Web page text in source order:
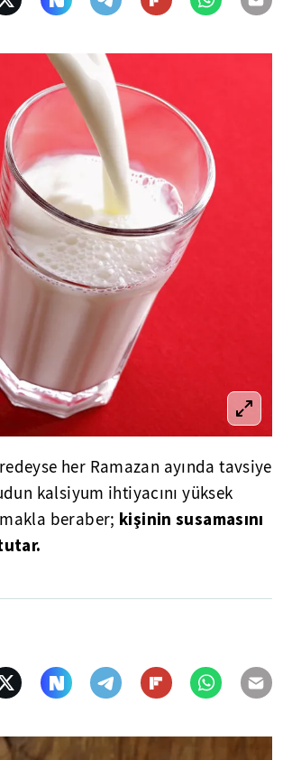
her Ramazan ayında tavsiye
kalsiyum ihtiyacını yüksek
beraber; kişinin susamasını